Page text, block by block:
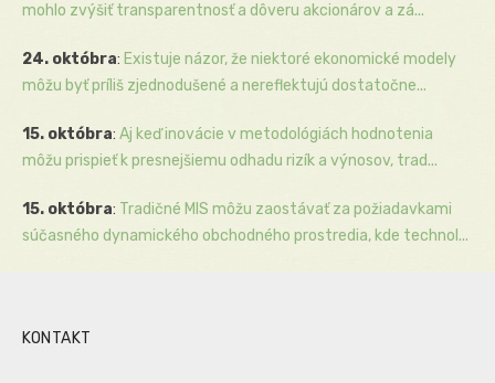
mohlo zvýšiť transparentnosť a dôveru akcionárov a zá...
24. októbra: Existuje názor, že niektoré ekonomické modely
môžu byť príliš zjednodušené a nereflektujú dostatočne...
15. októbra: Aj keď inovácie v metodológiách hodnotenia
môžu prispieť k presnejšiemu odhadu rizík a výnosov, trad...
15. októbra: Tradičné MIS môžu zaostávať za požiadavkami
súčasného dynamického obchodného prostredia, kde technol...
KONTAKT